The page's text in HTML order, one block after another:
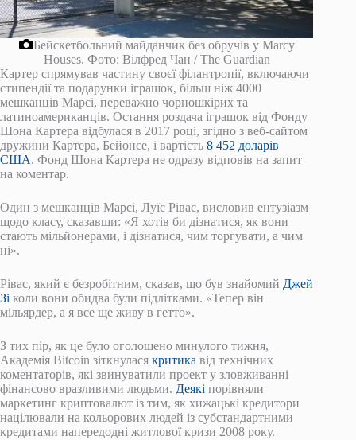
Бейскетбольний майданчик без обручів у Marcy
Houses. Фото: Вілфред Чан / The Guardian
Картер спрямував частину своєї філантропії, включаючи
стипендії та подарунки іграшок, більш ніж 4000
мешканців Марсі, переважно чорношкірих та
латиноамериканців. Остання роздача іграшок від Фонду
Шона Картера відбулася в 2017 році, згідно з веб-сайтом
дружини Картера, Бейонсе, і вартість 8 452 доларів
США. Фонд Шона Картера не одразу відповів на запит
на коментар.
Один з мешканців Марсі, Луїс Рівас, висловив ентузіазм
щодо класу, сказавши: «Я хотів би дізнатися, як вони
стають мільйонерами, і дізнатися, чим торгувати, а чим
ні».
Рівас, який є безробітним, сказав, що був знайомий Джей
Зі коли вони обидва були підлітками. «Тепер він
мільярдер, а я все ще живу в гетто».
З тих пір, як це було оголошено минулого тижня,
Академія Bitcoin зіткнулася критика від технічних
коментаторів, які звинуватили проект у зловживанні
фінансово вразливими людьми. Деякі порівняли
маркетинг криптовалют із тим, як хижацькі кредитори
націлювали на кольорових людей із субстандартними
кредитами напередодні житлової кризи 2008 року.